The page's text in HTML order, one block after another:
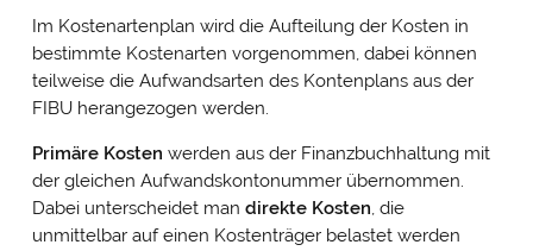
Im Kostenartenplan wird die Aufteilung der Kosten in
bestimmte Kostenarten vorgenommen, dabei können
teilweise die Aufwandsarten des Kontenplans aus der
FIBU herangezogen werden.
Primäre Kosten werden aus der Finanzbuchhaltung mit
der gleichen Aufwandskontonummer übernommen.
Dabei unterscheidet man direkte Kosten, die
unmittelbar auf einen Kostenträger belastet werden